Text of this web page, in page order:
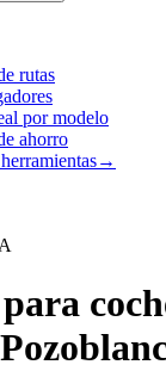
rutas
por modelo
ahorro
→